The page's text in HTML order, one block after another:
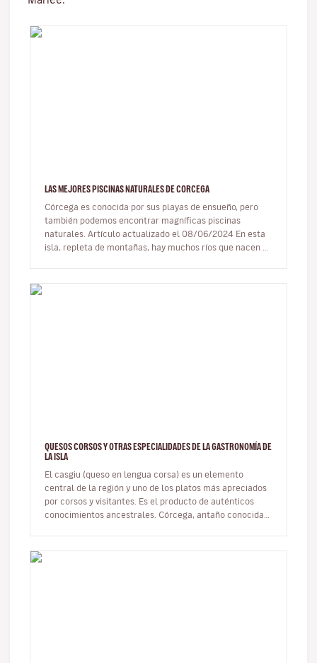
LAS MEJORES PISCINAS NATURALES DE CORCEGA
Córcega es conocida por sus playas de ensueño, pero
también podemos encontrar magníficas piscinas
naturales. Artículo actualizado el 08/06/2024 En esta
isla, repleta de montañas, hay muchos ríos que nacen en
QUESOS CORSOS Y OTRAS ESPECIALIDADES DE LA GASTRONOMÍA DE
LA ISLA
El casgiu (queso en lengua corsa) es un elemento
central de la región y uno de los platos más apreciados
por corsos y visitantes. Es el producto de auténticos
conocimientos ancestrales. Córcega, antaño conocida